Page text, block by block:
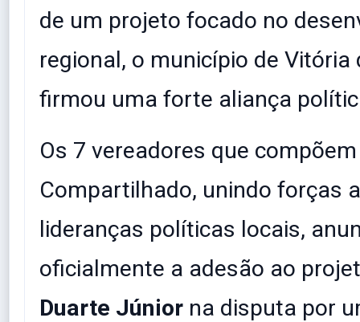
de um projeto focado no
regional, o município de Vitória
firmou uma forte aliança
​Os 7 vereadores que
Compartilhado, unindo forças
lideranças políticas locais,
oficialmente a adesão ao
Duarte Júnior na disputa por